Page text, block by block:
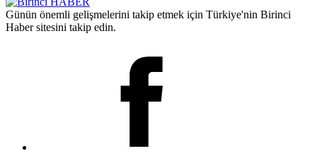
Günün önemli gelişmelerini takip etmek için Türkiye'nin Birinci
Haber sitesini takip edin.